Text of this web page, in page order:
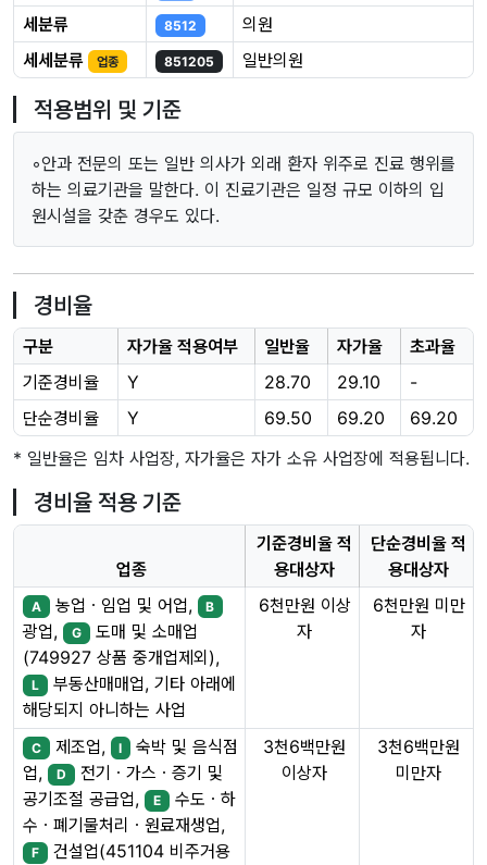
세분류
8512
의원
세세분류
업종 851205 일반의원
적용범위 및 기준
◦안과 전문의 또는 일반 의사가 외래 환자 위주로 진료 행위를
하는 의료기관을 말한다. 이 진료기관은 일정 규모 이하의 입
원시설을 갖춘 경우도 있다.
경비율
구분 자가율 적용여부 일반율 자가율
초과율
기준경비율
Y 28.70 29.10
-
단순경비율
Y 69.50 69.20
69.20
* 일반율은 임차 사업장, 자가율은 자가 소유 사업장에 적용됩니다.
경비율 적용 기준
업종
기준경비율 적
용대상자
단순경비율 적
용대상자
A 농업ㆍ임업 및 어업, B
광업, G 도매 및 소매업
(749927 상품 중개업제외),
L 부동산매매업, 기타 아래에
해당되지 아니하는 사업
6천만원 이상
자
6천만원 미만
자
C 제조업, I
숙박 및 음식점
업,
D 전기ㆍ가스ㆍ증기 및
공기조절 공급업,
E 수도ㆍ하
수ㆍ폐기물처리ㆍ원료재생업,
F 건설업(451104 비주거용
3천6백만원
이상자
3천6백만원
미만자